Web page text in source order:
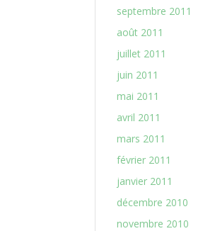
septembre 2011
août 2011
juillet 2011
juin 2011
mai 2011
avril 2011
mars 2011
février 2011
janvier 2011
décembre 2010
novembre 2010